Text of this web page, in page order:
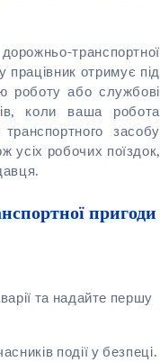
транспортної
працівник отримує під
роботу або службові
коли ваша робота
засобу
усіх робочих поїздок,
пригоди
та надайте першу
події у безпеці.